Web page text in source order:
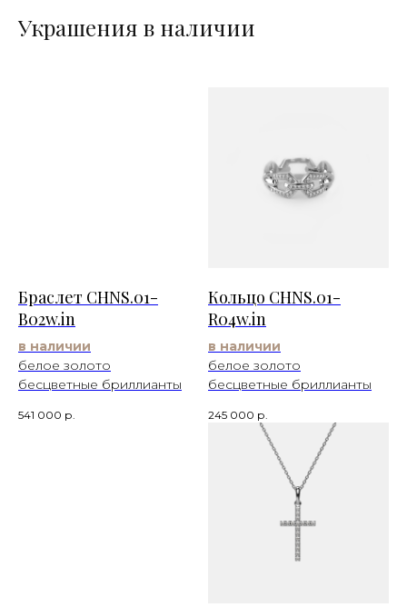
Украшения в наличии
Браслет CHNS.01-
B02w.in
в наличии
белое золото
бесцветные бриллианты
541 000 р.
Кольцо CHNS.01-
R04w.in
в наличии
белое золото
бесцветные бриллианты
245 000 р.